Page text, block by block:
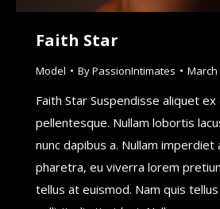
Faith Star
Model ByPassionIntimates March
Faith Star Suspendisse aliquet ex
pellentesque. Nullam lobortis
nunc dapibus a. Nullam imperdiet
pharetra, eu viverra lorem
tellus at euismod. Nam quis